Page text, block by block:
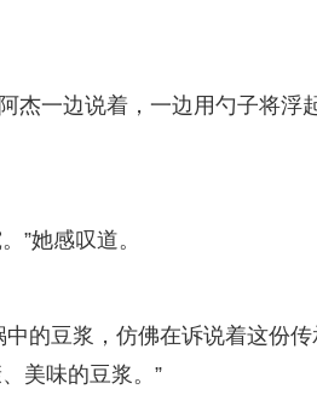
杰一边说着，一边用勺子将浮
”她感叹道。
中的豆浆，仿佛在诉说着这份传
美味的豆浆。”